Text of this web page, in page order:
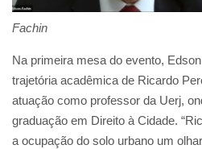
Fachin
Na primeira mesa do evento,
trajetória acadêmica de Ricardo
atuação como professor da Uerj,
graduação em Direito à Cidade.
a ocupação do solo urbano um